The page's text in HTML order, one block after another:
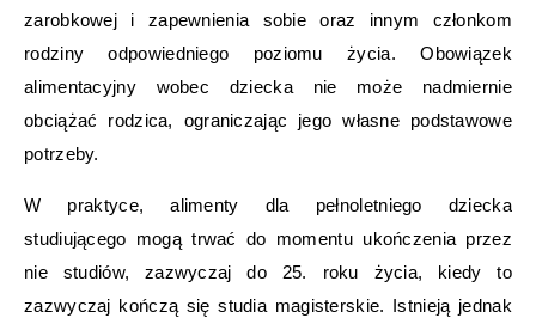
zarobkowej i zapewnienia sobie oraz innym członkom
rodziny odpowiedniego poziomu życia. Obowiązek
alimentacyjny wobec dziecka nie może nadmiernie
obciążać rodzica, ograniczając jego własne podstawowe
potrzeby.
W praktyce, alimenty dla pełnoletniego dziecka
studiującego mogą trwać do momentu ukończenia przez
nie studiów, zazwyczaj do 25. roku życia, kiedy to
zazwyczaj kończą się studia magisterskie. Istnieją jednak